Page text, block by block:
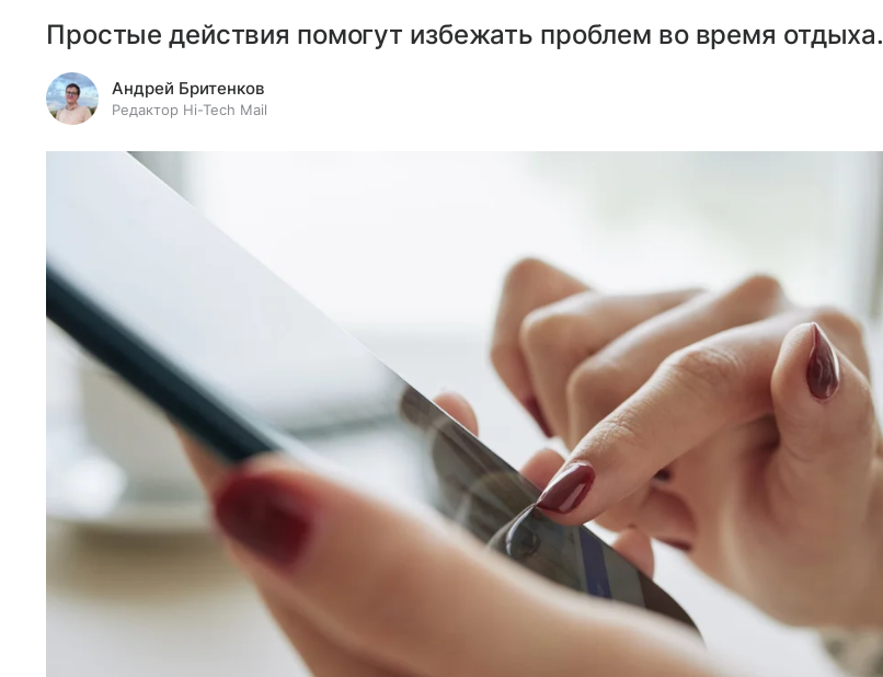
Простые действия помогут избежать проблем во время отдыха.
Андрей Бритенков
Редактор Hi-Tech Mail